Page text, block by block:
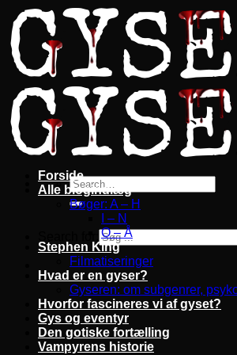
Fortsæt
til
indhold
Forside
Alle blogindlæg
Bøger: A – H
I – N
O – Å
Stephen King
Filmatiseringer
Hvad er en gyser?
Gyseren: om subgenrer,
Hvorfor fascineres vi af gyset?
Gys og eventyr
Den gotiske fortælling
Vampyrens historie